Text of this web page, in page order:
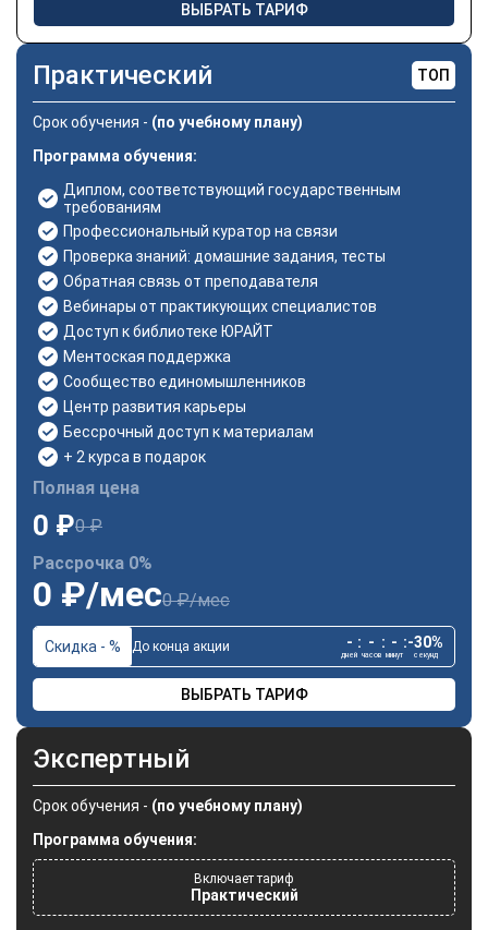
ВЫБРАТЬ ТАРИФ
Практический ТОП
Срок обучения - (по учебному плану)
Программа обучения:
Диплом, соответствующий государственным
требованиям
Профессиональный куратор на связи
Проверка знаний: домашние задания, тесты
Обратная связь от преподавателя
Вебинары от практикующих специалистов
Доступ к библиотеке ЮРАЙТ
Ментоская поддержка
Сообщество единомышленников
Центр развития карьеры
Бессрочный доступ к материалам
+ 2 курса в подарок
Полная цена
0 ₽0 ₽
Рассрочка 0%
0 ₽/мес0 ₽/мес
Скидка - % До конца акции -
дней
: -
часов
: -
минут
:-30%
секунд
ВЫБРАТЬ ТАРИФ
Экспертный
Срок обучения - (по учебному плану)
Программа обучения:
Включает тариф
Практический